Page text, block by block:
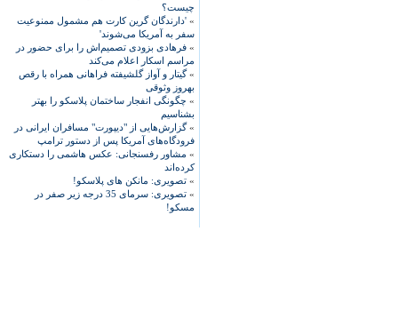
چیست؟
» 'دارندگان گرین کارت هم مشمول ممنوعیت
سفر به آمریکا می‌شوند'
» فرهادی بزودی تصمیم‌اش را برای حضور در
مراسم اسکار اعلام می‌کند
»گیتار و آواز گلشیفته فراهانی همراه با رقص
بهروز وثوقی
» چگونگی انفجار ساختمان پلاسکو را بهتر
بشناسیم
»گزارش‌هایی از "دیپورت" مسافران ایرانی در
فرودگاه‌های آمریکا پس از دستور ترامپ
» مشاور رفسنجانی: عکس هاشمی را دستکاری
کرده‌اند
» تصویری: مانکن های پلاسکو!
»
تصویری: سرمای 35 درجه زیر صفر در
مسکو!